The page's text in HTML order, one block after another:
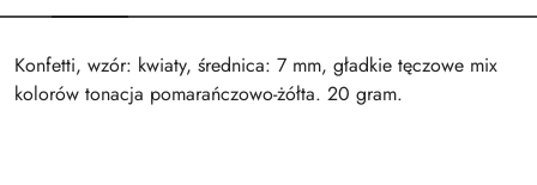
Konfetti, wzór: kwiaty, średnica: 7 mm, gładkie tęczowe mix
kolorów tonacja pomarańczowo-żółta. 20 gram.